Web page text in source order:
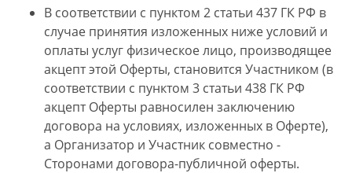
В соответствии с пунктом 2 статьи 437 ГК РФ в
случае принятия изложенных ниже условий и
оплаты услуг физическое лицо, производящее
акцепт этой Оферты, становится Участником (в
соответствии с пунктом 3 статьи 438 ГК РФ
акцепт Оферты равносилен заключению
договора на условиях, изложенных в Оферте),
а Организатор и Участник совместно -
Сторонами договора-публичной оферты.